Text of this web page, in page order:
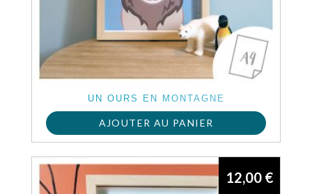
UN OURS EN MONTAGNE
AJOUTER AU PANIER
12,00 €